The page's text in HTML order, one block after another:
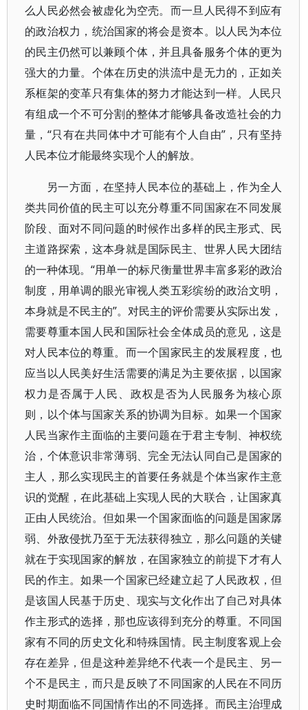
么人民必然会被虚化为空壳。而一旦人民得不到应有
的政治权力，统治国家的将会是资本。以人民为本位
的民主仍然可以兼顾个体，并且具备服务个体的更为
强大的力量。个体在历史的洪流中是无力的，正如关
系框架的变革只有集体的努力才能达到一样。人民只
有组成一个不可分割的整体才能够具备改造社会的力
量，“只有在共同体中才可能有个人自由”，只有坚持
人民本位才能最终实现个人的解放。
另一方面，在坚持人民本位的基础上，作为全人
类共同价值的民主可以充分尊重不同国家在不同发展
阶段、面对不同问题的时候作出多样的民主形式、民
主道路探索，这本身就是国际民主、世界人民大团结
的一种体现。“用单一的标尺衡量世界丰富多彩的政治
制度，用单调的眼光审视人类五彩缤纷的政治文明，
本身就是不民主的”。对民主的评价需要从实际出发，
需要尊重本国人民和国际社会全体成员的意见，这是
对人民本位的尊重。而一个国家民主的发展程度，也
应当以人民美好生活需要的满足为主要依据，以国家
权力是否属于人民、政权是否为人民服务为核心原
则，以个体与国家关系的协调为目标。如果一个国家
人民当家作主面临的主要问题在于君主专制、神权统
治，个体意识非常薄弱、完全无法认同自己是国家的
主人，那么实现民主的首要任务就是个体当家作主意
识的觉醒，在此基础上实现人民的大联合，让国家真
正由人民统治。但如果一个国家面临的问题是国家孱
弱、外敌侵扰乃至于无法获得独立，那么问题的关键
就在于实现国家的解放，在国家独立的前提下才有人
民的作主。如果一个国家已经建立起了人民政权，但
是该国人民基于历史、现实与文化作出了自己对具体
作主形式的选择，那也应该得到充分的尊重。不同国
家有不同的历史文化和特殊国情。民主制度客观上会
存在差异，但是这种差异绝不代表一个是民主、另一
个不是民主，而只是反映了不同国家的人民在不同历
史时期面临不同国情作出的不同选择。而民主治理成